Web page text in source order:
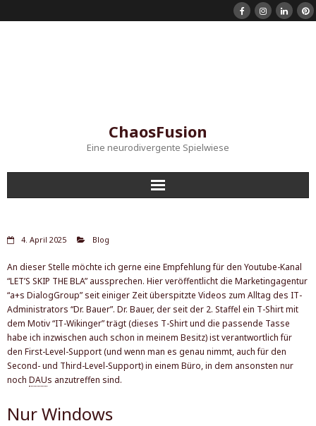
ChaosFusion
Eine neurodivergente Spielwiese
Mein Instagram
Der Autor
4. April 2025 Blog
An dieser Stelle möchte ich gerne eine Empfehlung für den Youtube-Kanal
“LET’S SKIP THE BLA” aussprechen. Hier veröffentlicht die Marketingagentur
“a+s DialogGroup” seit einiger Zeit überspitzte Videos zum Alltag des IT-
Administrators “Dr. Bauer”. Dr. Bauer, der seit der 2. Staffel ein T-Shirt mit
dem Motiv “IT-Wikinger” trägt (dieses T-Shirt und die passende Tasse
habe ich inzwischen auch schon in meinem Besitz) ist verantwortlich für
den First-Level-Support (und wenn man es genau nimmt, auch für den
Second- und Third-Level-Support) in einem Büro, in dem ansonsten nur
noch DAUs anzutreffen sind.
Nur Windows